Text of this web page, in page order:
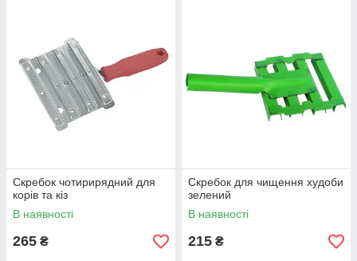
Скребок чотирирядний для
корів та кіз
В наявності
265 ₴
Скребок для чищення худоби
зелений
В наявності
215 ₴